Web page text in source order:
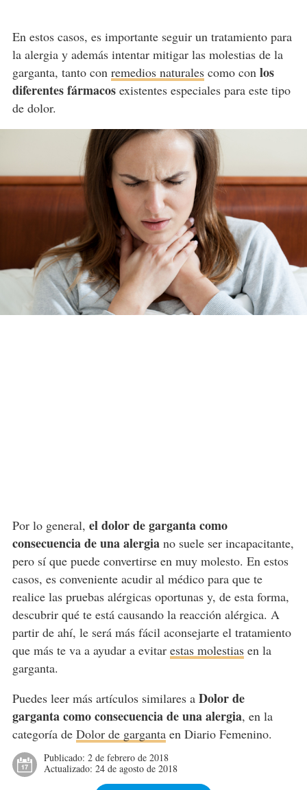
En estos casos, es importante seguir un tratamiento para
la alergia y además intentar mitigar las molestias de la
garganta, tanto con remedios naturalescomo conlos
diferentes fármacosexistentes especiales para este tipo
de dolor.
Por lo general, el dolor de garganta como
consecuencia de una alergiano suele ser incapacitante,
pero sí que puede convertirse en muy molesto. En estos
casos, es conveniente acudir al médico para que te
realice las pruebas alérgicas oportunas y, de esta forma,
descubrir qué te está causando la reacción alérgica. A
partir de ahí, le será más fácil aconsejarte el tratamiento
que más te va a ayudar a evitar estas molestiasen la
garganta.
Puedes leer más artículos similares a Dolor de
garganta como consecuencia de una alergia, en la
categoría de Dolor de gargantaen Diario Femenino.
Publicado: 2 de febrero de 2018
Actualizado: 24 de agosto de 2018